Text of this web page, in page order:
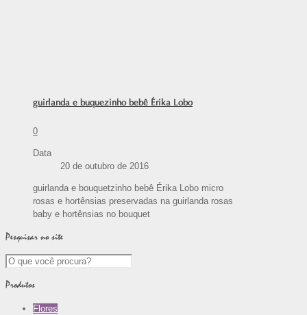
guirlanda e buquezinho bebê Érika Lobo
0
Data
20 de outubro de 2016
guirlanda e bouquetzinho bebê Érika Lobo micro
rosas e hortênsias preservadas na guirlanda rosas
baby e hortênsias no bouquet
Pesquisar no site
Produtos
Flores